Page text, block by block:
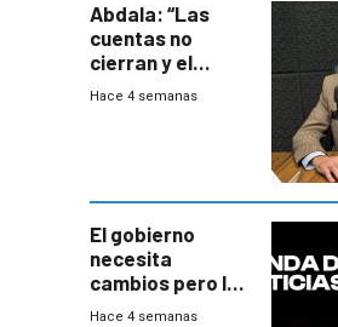
Abdala: “Las
cuentas no
cierran y el
balance del
Hace 4 semanas
El gobierno
necesita
cambios pero los
ministros tienen
Hace 4 semanas